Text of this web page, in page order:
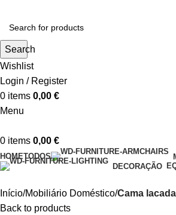
Search
Wishlist
Login / Register
0 items 0,00 €
Menu
0 items 0,00 €
HOMETODOS
DECORAÇÃO
Início Mobiliário Doméstico Cama
Back to products